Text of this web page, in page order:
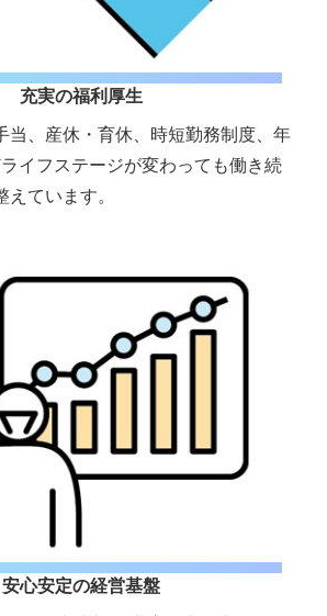
充実の福利厚生
当、産休・育休、時短勤務制度、年
イフステージが変わっても働き続
えています。
安心安定の経営基盤